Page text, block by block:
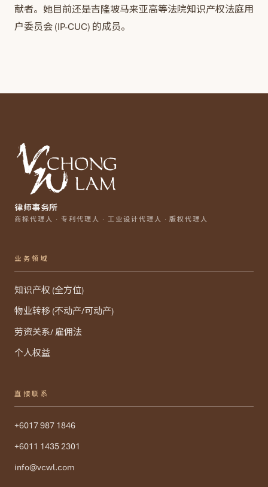
献者。她目前还是吉隆坡马来亚高等法院知识产权法庭用
户委员会 (IP-CUC) 的成员。
律师事务所
商标代理人 · 专利代理人 · 工业设计代理人 · 版权代理人
业务领域
知识产权 (全方位)
物业转移 (不动产/可动产)
劳资关系/ 雇佣法
个人权益
直接联系
+6017 987 1846
+6011 1435 2301
info@vcwl.com